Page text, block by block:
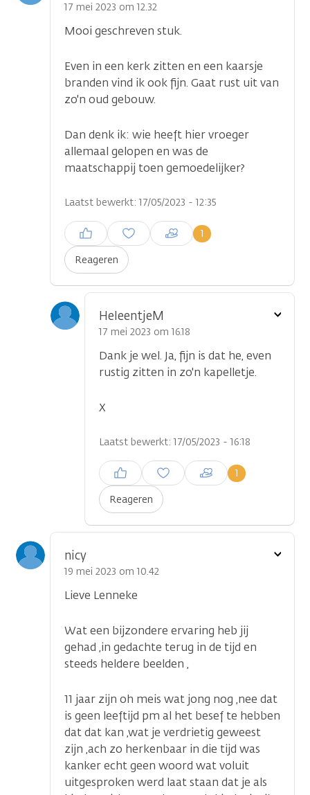
17 mei 2023 om 12.32
Mooi geschreven stuk.
Even in een kerk zitten en een kaarsje
branden vind ik ook fijn. Gaat rust uit van
zo'n oud gebouw.
Dan denk ik: wie heeft hier vroeger
allemaal gelopen en was de
maatschappij toen gemoedelijker?
Laatst bewerkt: 17/05/2023 - 12:35
Reageren
1
Inloggen om een reactie te
plaatsen
HeleentjeM
17 mei 2023 om 16.18
Dank je wel. Ja, fijn is dat he, even
rustig zitten in zo'n kapelletje.
X
Laatst bewerkt: 17/05/2023 - 16:18
Reageren
1
Inloggen om een reactie te
plaatsen
Toon
nicy
19 mei 2023 om 10.42
Lieve Lenneke
Wat een bijzondere ervaring heb jij
gehad ,in gedachte terug in de tijd en
steeds heldere beelden ,
11 jaar zijn oh meis wat jong nog ,nee dat
is geen leeftijd pm al het besef te hebben
dat dat kan ,wat je verdrietig geweest
zijn ,ach zo herkenbaar in die tijd was
kanker echt geen woord wat voluit
uitgesproken werd laat staan dat je als
Toon